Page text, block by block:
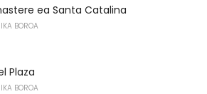
ea Santa Catalina
BOROA
Plaza
BOROA